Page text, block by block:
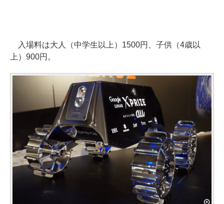
入場料は大人（中学生以上）1500円、子供（4歳以
上）900円。